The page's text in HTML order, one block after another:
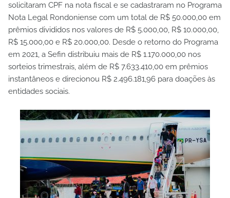
solicitaram CPF na nota fiscal e se cadastraram no Programa
Nota Legal Rondoniense com um total de R$ 50.000,00 em
prêmios divididos nos valores de R$ 5.000,00, R$ 10.000,00,
R$ 15.000,00 e R$ 20.000,00. Desde o retorno do Programa
em 2021, a Sefin distribuiu mais de R$ 1.170.000,00 nos
sorteios trimestrais, além de R$ 7.633.410,00 em prêmios
instantâneos e direcionou R$ 2.496.181,96 para doações às
entidades sociais.